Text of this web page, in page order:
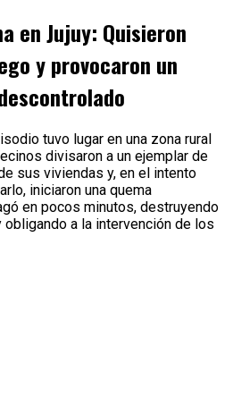
en Jujuy: Quisieron
y provocaron un
tuvo lugar en una zona rural
divisaron a un ejemplar de
sus viviendas y, en el intento
iniciaron una quema
en pocos minutos, destruyendo
a la intervención de los